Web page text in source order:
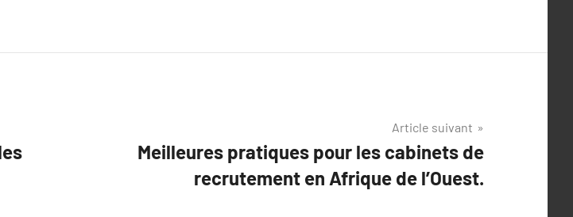
Article suivant
Meilleures pratiques pour les cabinets de
recrutement en Afrique de l’Ouest.